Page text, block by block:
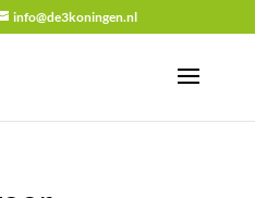
info@de3koningen.nl